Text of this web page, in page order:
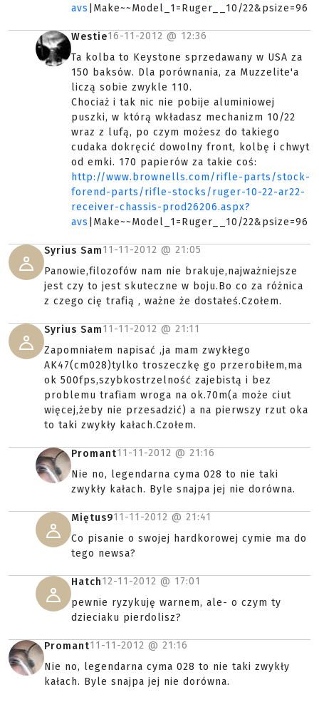
avs |Make~~Model_1=Ruger__10/22&psize=96
Westie16-11-2012 @ 12:36
Ta kolba to Keystone sprzedawany w USA za
150 baksów. Dla porównania, za Muzzelite'a
liczą sobie zwykle 110.
Chociaż i tak nic nie pobije aluminiowej
puszki, w którą wkładasz mechanizm 10/22
wraz z lufą, po czym możesz do takiego
cudaka dokręcić dowolny front, kolbę i chwyt
od emki. 170 papierów za takie coś:
http://www.brownells.com/rifle-parts/stock-
forend-parts/rifle-stocks/ruger-10-22-ar22-
receiver-chassis-prod26206.aspx?
avs |Make~~Model_1=Ruger__10/22&psize=96
Syrius Sam11-11-2012 @ 21:05
Panowie,filozofów nam nie brakuje,najważniejsze
jest czy to jest skuteczne w boju.Bo co za różnica
z czego cię trafią , ważne że dostałeś.Czołem.
Syrius Sam11-11-2012 @ 21:11
Zapomniałem napisać ,ja mam zwykłego
AK47(cm028)tylko troszeczkę go przerobiłem,ma
ok 500fps,szybkostrzelność zajebistą i bez
problemu trafiam wroga na ok.70m(a może ciut
więcej,żeby nie przesadzić) a na pierwszy rzut oka
to taki zwykły kałach.Czołem.
Promant11-11-2012 @ 21:16
Nie no, legendarna cyma 028 to nie taki
zwykły kałach. Byle snajpa jej nie dorówna.
Miętus911-11-2012 @ 21:41
Co pisanie o swojej hardkorowej cymie ma do
tego newsa?
Hatch12-11-2012 @ 17:01
pewnie ryzykuję warnem, ale- o czym ty
dzieciaku pierdolisz?
Promant11-11-2012 @ 21:16
Nie no, legendarna cyma 028 to nie taki zwykły
kałach. Byle snajpa jej nie dorówna.